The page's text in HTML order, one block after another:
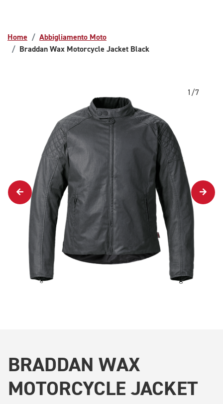
Home
Abbigliamento Moto
Braddan Wax Motorcycle Jacket Black
1/7
BRADDAN WAX
MOTORCYCLE JACKET